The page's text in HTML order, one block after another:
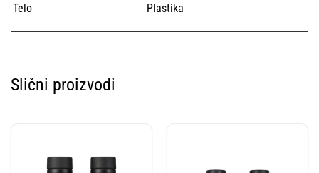
Telo
Plastika
Slični proizvodi